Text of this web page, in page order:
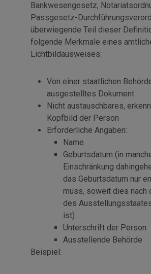
Bankwesengesetz,
Passgesetz-
überwiegende Teil dieser
folgende Merkmale eines
Lichtbildausweises:
Von einer staatlichen
ausgestelltes Dokument
Nicht austauschbares,
Kopfbild der Person
Erforderliche Angaben:
Name
Geburtsdatum (in
Einschränkung
das Geburtsdatum nur
muss, soweit dies nach
des
ist)
Unterschrift der Person
Ausstellende Behörde
Beispiel: